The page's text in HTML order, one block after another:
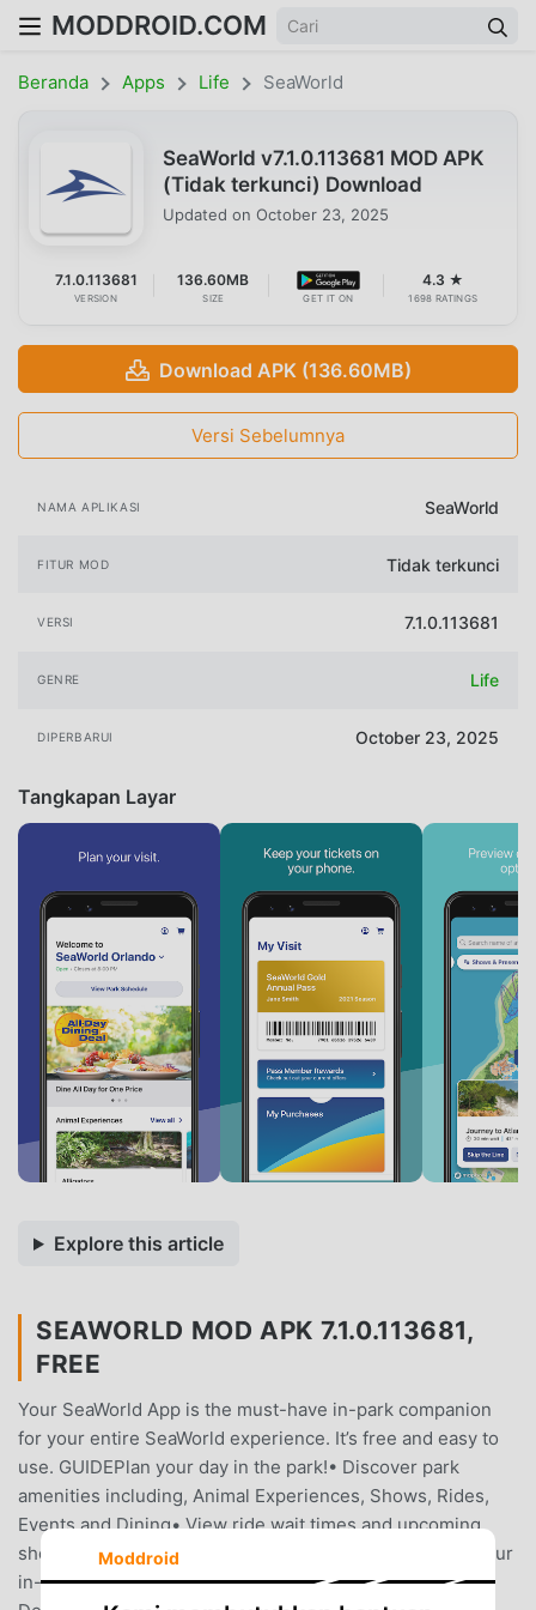
MODDROID.COM
Beranda Apps Life SeaWorld
SeaWorld v7.1.0.113681 MOD APK
(Tidak terkunci) Download
Updated on October 23, 2025
7.1.0.113681
VERSION
136.60MB
SIZE GET IT ON
4.3 ★
1698 RATINGS
Download APK (136.60MB)
Versi Sebelumnya
NAMA APLIKASI SeaWorld
FITUR MOD Tidak terkunci
VERSI 7.1.0.113681
GENRE Life
DIPERBARUI October 23, 2025
Tangkapan Layar
Explore this article
SEAWORLD MOD APK 7.1.0.113681,
FREE
Your SeaWorld App is the must-have in-park companion
for your entire SeaWorld experience. It’s free and easy to
use. GUIDEPlan your day in the park!• Discover park
amenities including, Animal Experiences, Shows, Rides,
Events and Dining• View ride wait times and upcoming
showtimes so you can plan your next move• Upgrade your
in-park experience with a Quick Queue®, All Day Dining
Moddroid